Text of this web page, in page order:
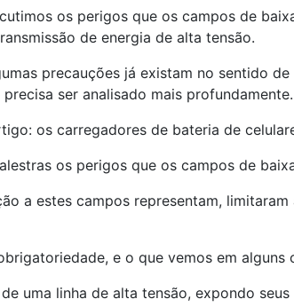
os perigos que os campos de
de energia de alta tensão.
precauções já existam no sentido
ser analisado mais profundamente.
os carregadores de bateria de
os perigos que os campos de
a estes campos representam,
e o que vemos em
uma linha de alta tensão, expondo